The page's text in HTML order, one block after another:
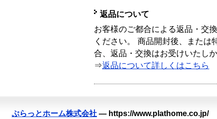
返品について
お客様のご都合による返品・交
ください。 商品開封後、または
合、返品・交換はお受けいたし
⇒返品について詳しくはこちら
ぷらっとホーム株式会社 — https://www.plathome.co.jp/